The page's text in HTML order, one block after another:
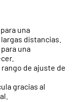
una
distancias.
una
de ajuste de
gracias al